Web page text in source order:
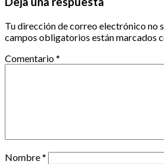
Tu dirección de correo electrónico no
campos obligatorios están marcados
Comentario*
Nombre*